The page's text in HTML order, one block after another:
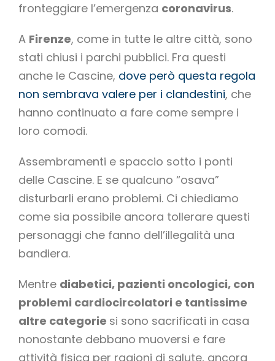
fronteggiare l’emergenza coronavirus.
A Firenze, come in tutte le altre città, sono
stati chiusi i parchi pubblici. Fra questi
anche le Cascine, dove però questa regola
non sembrava valere per i clandestini, che
hanno continuato a fare come sempre i
loro comodi.
Assembramenti e spaccio sotto i ponti
delle Cascine. E se qualcuno “osava”
disturbarli erano problemi. Ci chiediamo
come sia possibile ancora tollerare questi
personaggi che fanno dell’illegalità una
bandiera.
Mentre diabetici, pazienti oncologici, con
problemi cardiocircolatori e tantissime
altre categorie si sono sacrificati in casa
nonostante debbano muoversi e fare
attività fisica per ragioni di salute, ancora